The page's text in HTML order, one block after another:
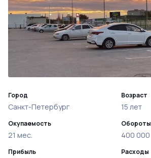
Город
Санкт-Петербург
Окупаемость
21 мес.
Прибыль
Возраст
15 лет
Обороты
400 000
Расходы